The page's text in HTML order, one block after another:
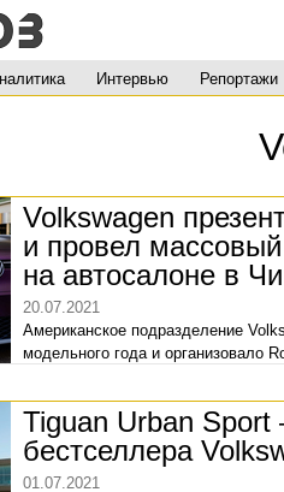
Интервью Репортажи
Volkswagen
и провел
на автосалоне в
20.07.2021
Американское подразделение
модельного года и организовало
Tiguan Urban Sport
бестселлера
01.07.2021